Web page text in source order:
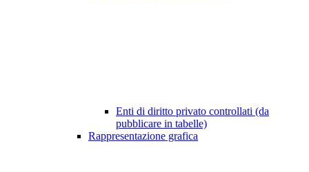
Enti di diritto privato controllati (da
pubblicare in tabelle)
Rappresentazione grafica